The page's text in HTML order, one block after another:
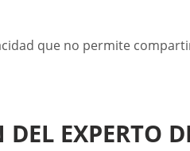
que no permite
DEL EXPERTO